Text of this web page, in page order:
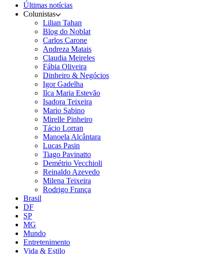
Últimas notícias
Colunistas
Lilian Tahan
Blog do Noblat
Carlos Carone
Andreza Matais
Claudia Meireles
Fábia Oliveira
Dinheiro & Negócios
Igor Gadelha
Ilca Maria Estevão
Isadora Teixeira
Mario Sabino
Mirelle Pinheiro
Tácio Lorran
Manoela Alcântara
Lucas Pasin
Tiago Pavinatto
Demétrio Vecchioli
Reinaldo Azevedo
Milena Teixeira
Rodrigo França
Brasil
DF
SP
MG
Mundo
Entretenimento
Vida & Estilo